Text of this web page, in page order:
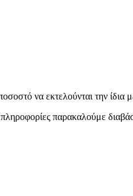
να εκτελούνται την ίδια
παρακαλούμε